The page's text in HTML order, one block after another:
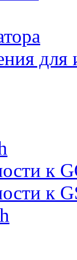
для
к
к